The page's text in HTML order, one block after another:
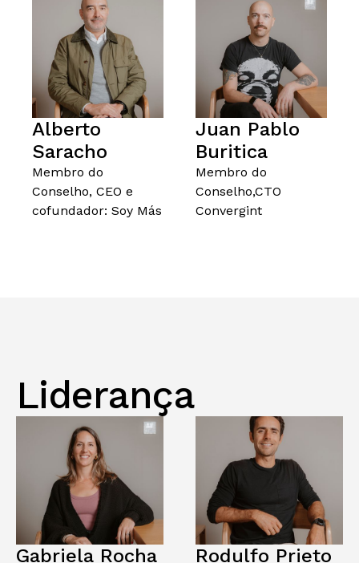
Alberto
Saracho
Membro do
Conselho, CEO e
cofundador: Soy Más
Juan Pablo
Buritica
Membro do
Conselho,CTO
Convergint
Liderança
Gabriela Rocha Rodulfo Prieto